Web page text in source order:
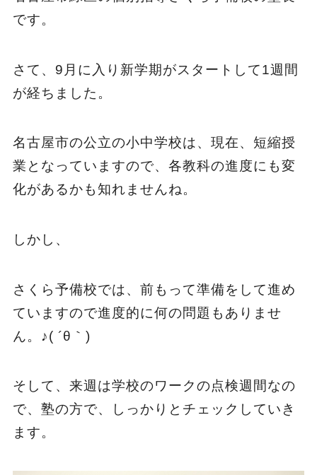
です。
さて、9月に入り新学期がスタートして1週間
が経ちました。
名古屋市の公立の小中学校は、現在、短縮授
業となっていますので、各教科の進度にも変
化があるかも知れませんね。
しかし、
さくら予備校では、前もって準備をして進め
ていますので進度的に何の問題もありませ
ん。♪( ´θ｀)
そして、来週は学校のワークの点検週間なの
で、塾の方で、しっかりとチェックしていき
ます。